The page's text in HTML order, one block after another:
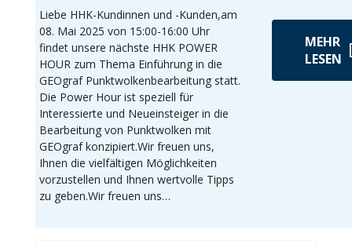
Liebe HHK-Kundinnen und -Kunden,am
08. Mai 2025 von 15:00-16:00 Uhr
findet unsere nächste HHK POWER
HOUR zum Thema Einführung in die
GEOgraf Punktwolkenbearbeitung statt.
Die Power Hour ist speziell für
Interessierte und Neueinsteiger in die
Bearbeitung von Punktwolken mit
GEOgraf konzipiert.Wir freuen uns,
Ihnen die vielfältigen Möglichkeiten
vorzustellen und Ihnen wertvolle Tipps
zu geben.Wir freuen uns…
MEHR
LESEN